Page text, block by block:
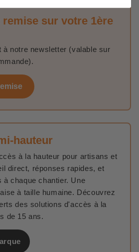
remise sur votre 1ère
à notre newsletter (valable sur
hauteur
à la hauteur pour artisans et
direct, réponses rapides, et
à chaque chantier. Une
à taille humaine. Découvrez
des solutions d'accès à la
de 15 ans.